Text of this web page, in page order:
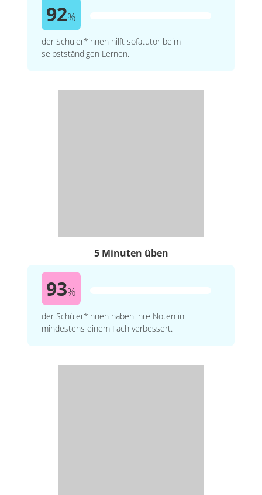
92%
der Schüler*innen hilft sofatutor beim
selbstständigen Lernen.
5 Minuten üben
93%
der Schüler*innen haben ihre Noten in
mindestens einem Fach verbessert.